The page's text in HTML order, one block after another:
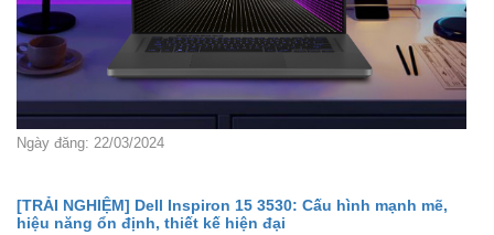
Ngày đăng: 22/03/2024
[TRẢI NGHIỆM] Dell Inspiron 15 3530: Cấu hình mạnh mẽ,
hiệu năng ổn định, thiết kế hiện đại